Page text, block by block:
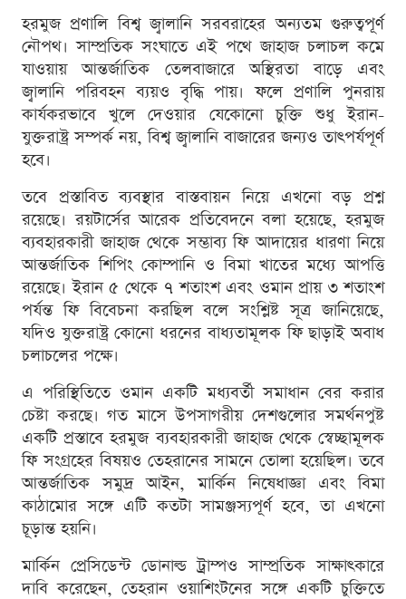
হরমুজ প্রণালি বিশ্ব জ্বালানি সরবরাহের অন্যতম গুরুত্বপূর্ণ
নৌপথ। সাম্প্রতিক সংঘাতে এই পথে জাহাজ চলাচল কমে
যাওয়ায় আন্তর্জাতিক তেলবাজারে অস্থিরতা বাড়ে এবং
জ্বালানি পরিবহন ব্যয়ও বৃদ্ধি পায়। ফলে প্রণালি পুনরায়
কার্যকরভাবে খুলে দেওয়ার যেকোনো চুক্তি শুধু ইরান-
যুক্তরাষ্ট্র সম্পর্ক নয়, বিশ্ব জ্বালানি বাজারের জন্যও তাৎপর্যপূর্ণ
হবে।
তবে প্রস্তাবিত ব্যবস্থার বাস্তবায়ন নিয়ে এখনো বড় প্রশ্ন
রয়েছে। রয়টার্সের আরেক প্রতিবেদনে বলা হয়েছে, হরমুজ
ব্যবহারকারী জাহাজ থেকে সম্ভাব্য ফি আদায়ের ধারণা নিয়ে
আন্তর্জাতিক শিপিং কোম্পানি ও বিমা খাতের মধ্যে আপত্তি
রয়েছে। ইরান ৫ থেকে ৭ শতাংশ এবং ওমান প্রায় ৩ শতাংশ
পর্যন্ত ফি বিবেচনা করছিল বলে সংশ্লিষ্ট সূত্র জানিয়েছে,
যদিও যুক্তরাষ্ট্র কোনো ধরনের বাধ্যতামূলক ফি ছাড়াই অবাধ
চলাচলের পক্ষে।
এ পরিস্থিতিতে ওমান একটি মধ্যবর্তী সমাধান বের করার
চেষ্টা করছে। গত মাসে উপসাগরীয় দেশগুলোর সমর্থনপুষ্ট
একটি প্রস্তাবে হরমুজ ব্যবহারকারী জাহাজ থেকে স্বেচ্ছামূলক
ফি সংগ্রহের বিষয়ও তেহরানের সামনে তোলা হয়েছিল। তবে
আন্তর্জাতিক সমুদ্র আইন, মার্কিন নিষেধাজ্ঞা এবং বিমা
কাঠামোর সঙ্গে এটি কতটা সামঞ্জস্যপূর্ণ হবে, তা এখনো
চূড়ান্ত হয়নি।
মার্কিন প্রেসিডেন্ট ডোনাল্ড ট্রাম্পও সাম্প্রতিক সাক্ষাৎকারে
দাবি করেছেন, তেহরান ওয়াশিংটনের সঙ্গে একটি চুক্তিতে